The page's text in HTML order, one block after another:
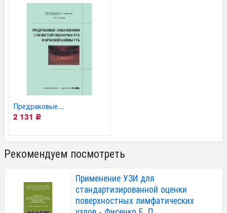
Предраковые...
2 131
Р
Рекомендуем посмотреть
Применение УЗИ для
стандартизированной оценки
поверхностных лимфатических